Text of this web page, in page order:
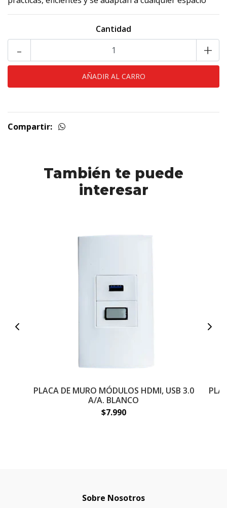
Cantidad
- +
Compartir:
También te puede
interesar
PLACA DE MURO MÓDULOS HDMI, USB 3.0
A/A. BLANCO
$7.990
Sobre Nosotros